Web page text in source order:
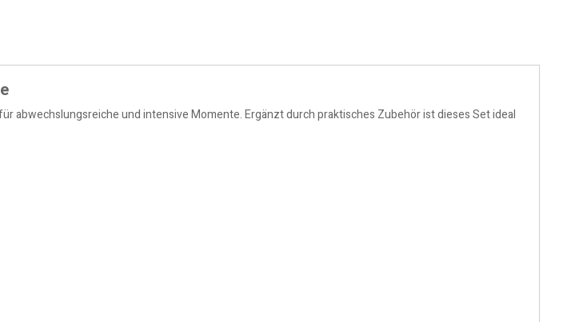
abwechslungsreiche und intensive Momente. Ergänzt durch praktisches Zubehör ist dieses Set ideal